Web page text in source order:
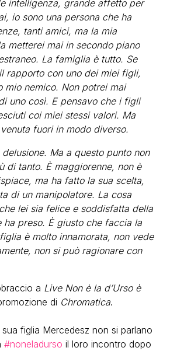
intelligenza, grande affetto per
io sono una persona che ha
tanti amici, ma la mia
metterei mai in secondo piano
La famiglia è tutto. Se
rapporto con uno dei miei figli,
mio nemico. Non potrei mai
uno così. E pensavo che i figli
coi miei stessi valori. Ma
fuori in modo diverso.
Ma a questo punto non
di tanto. È maggiorenne, non è
ma ha fatto la sua scelta,
di un manipolatore. La cosa
lei sia felice e soddisfatta della
ha preso. È giusto che faccia la
è molto innamorata, non vede
non si può ragionare con
a Live Non è la d’Urso è
di Chromatica.
figlia Mercedesz non si parlano
#noneladurso il loro incontro dopo